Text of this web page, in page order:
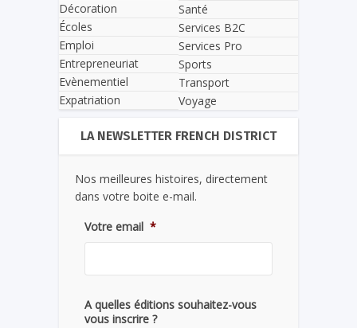
Décoration
Écoles
Emploi
Entrepreneuriat
Evènementiel
Expatriation
Santé
Services B2C
Services Pro
Sports
Transport
Voyage
LA NEWSLETTER FRENCH DISTRICT
Nos meilleures histoires, directement
dans votre boite e-mail.
Votre email *
A quelles éditions souhaitez-vous
vous inscrire ?